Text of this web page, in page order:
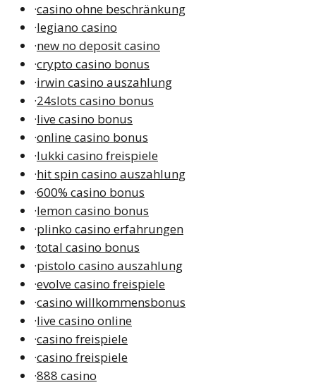
·casino ohne beschränkung
·legiano casino
·new no deposit casino
·crypto casino bonus
·irwin casino auszahlung
·24slots casino bonus
·live casino bonus
·online casino bonus
·lukki casino freispiele
·hit spin casino auszahlung
·600% casino bonus
·lemon casino bonus
·plinko casino erfahrungen
·total casino bonus
·pistolo casino auszahlung
·evolve casino freispiele
·casino willkommensbonus
·live casino online
·casino freispiele
·casino freispiele
·888 casino